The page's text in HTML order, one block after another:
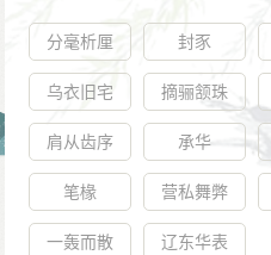
分毫析厘 封豕
乌衣旧宅 摘骊颔珠
肩从齿序 承华
笔椽 营私舞弊
一轰而散 辽东华表